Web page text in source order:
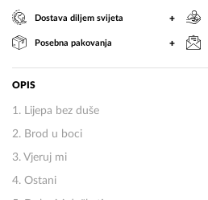
Dostava diljem svijeta +
Posebna pakovanja +
OPIS
1. Lijepa bez duše
2. Brod u boci
3. Vjeruj mi
4. Ostani